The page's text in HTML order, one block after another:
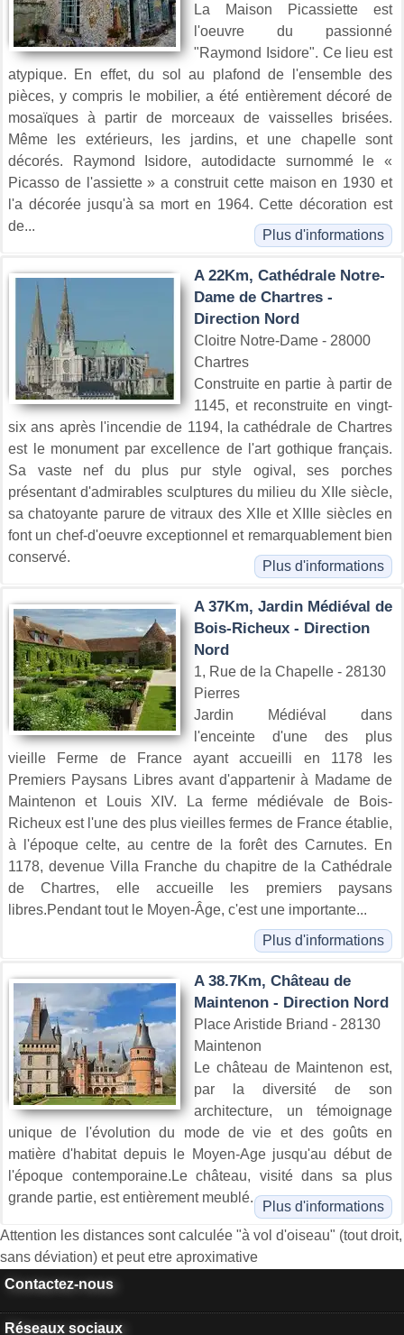
La Maison Picassiette est
l'oeuvre du passionné
"Raymond Isidore". Ce lieu est
atypique. En effet, du sol au plafond de l'ensemble des
pièces, y compris le mobilier, a été entièrement décoré de
mosaïques à partir de morceaux de vaisselles brisées.
Même les extérieurs, les jardins, et une chapelle sont
décorés. Raymond Isidore, autodidacte surnommé le «
Picasso de l'assiette » a construit cette maison en 1930 et
l'a décorée jusqu'à sa mort en 1964. Cette décoration est
de...
Plus d'informations
A 22Km, Cathédrale Notre-
Dame de Chartres -
Direction Nord
Cloitre Notre-Dame - 28000
Chartres
Construite en partie à partir de
1145, et reconstruite en vingt-
six ans après l'incendie de 1194, la cathédrale de Chartres
est le monument par excellence de l'art gothique français.
Sa vaste nef du plus pur style ogival, ses porches
présentant d'admirables sculptures du milieu du XIIe siècle,
sa chatoyante parure de vitraux des XIIe et XIIIe siècles en
font un chef-d'oeuvre exceptionnel et remarquablement bien
conservé.
Plus d'informations
A 37Km, Jardin Médiéval de
Bois-Richeux - Direction
Nord
1, Rue de la Chapelle - 28130
Pierres
Jardin Médiéval dans
l'enceinte d'une des plus
vieille Ferme de France ayant accueilli en 1178 les
Premiers Paysans Libres avant d'appartenir à Madame de
Maintenon et Louis XIV. La ferme médiévale de Bois-
Richeux est l'une des plus vieilles fermes de France établie,
à l'époque celte, au centre de la forêt des Carnutes. En
1178, devenue Villa Franche du chapitre de la Cathédrale
de Chartres, elle accueille les premiers paysans
libres.Pendant tout le Moyen-Âge, c'est une importante...
Plus d'informations
A 38.7Km, Château de
Maintenon - Direction Nord
Place Aristide Briand - 28130
Maintenon
Le château de Maintenon est,
par la diversité de son
architecture, un témoignage
unique de l'évolution du mode de vie et des goûts en
matière d'habitat depuis le Moyen-Age jusqu'au début de
l'époque contemporaine.Le château, visité dans sa plus
grande partie, est entièrement meublé.
Plus d'informations
Attention les distances sont calculée "à vol d'oiseau" (tout droit,
sans déviation) et peut etre aproximative
Contactez-nous
Réseaux sociaux